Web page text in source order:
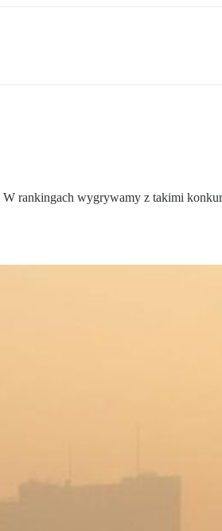
W rankingach wygrywamy z takimi